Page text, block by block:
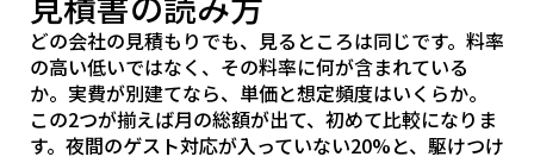
どの会社の見積もりでも、見るところは同じです。料率
の高い低いではなく、その料率に何が含まれている
か。実費が別建てなら、単価と想定頻度はいくらか。
この2つが揃えば月の総額が出て、初めて比較になりま
す。夜間のゲスト対応が入っていない20%と、駆けつけ